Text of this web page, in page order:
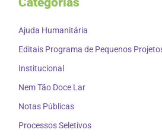
Ajuda Humanitária
Editais Programa de Pequenos
Institucional
Nem Tão Doce Lar
Notas Públicas
Processos Seletivos